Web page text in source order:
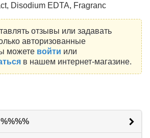
Disodium EDTA, Fragranc
отзывы или задавать
авторизованные
можете войти или
в нашем интернет-магазине.